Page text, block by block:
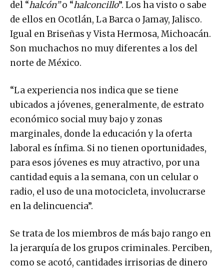
del “halcón”o “halconcillo”. Los ha visto o sabe
de ellos en Ocotlán, La Barca o Jamay, Jalisco.
Igual en Briseñas y Vista Hermosa, Michoacán.
Son muchachos no muy diferentes a los del
norte de México.
“La experiencia nos indica que se tiene
ubicados a jóvenes, generalmente, de estrato
económico social muy bajo y zonas
marginales, donde la educación y la oferta
laboral es ínfima. Si no tienen oportunidades,
para esos jóvenes es muy atractivo, por una
cantidad equis a la semana, con un celular o
radio, el uso de una motocicleta, involucrarse
en la delincuencia”.
Se trata de los miembros de más bajo rango en
la jerarquía de los grupos criminales. Perciben,
como se acotó, cantidades irrisorias de dinero